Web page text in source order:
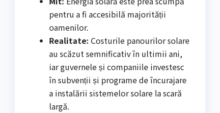
pentru a fi accesibilă majorității
oamenilor.
Realitate: Costurile panourilor solare
au scăzut semnificativ în ultimii ani,
iar guvernele și companiile investesc
în subvenții și programe de încurajare
a instalării sistemelor solare la scară
largă.